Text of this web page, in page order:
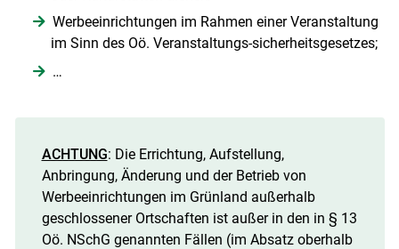
Werbeeinrichtungen im Rahmen einer Veranstaltung
im Sinn des Oö. Veranstaltungs-sicherheitsgesetzes;
…
ACHTUNG: Die Errichtung, Aufstellung,
Anbringung, Änderung und der Betrieb von
Werbeeinrichtungen im Grünland außerhalb
geschlossener Ortschaften ist außer in den in § 13
Oö. NSchG genannten Fällen (im Absatz oberhalb